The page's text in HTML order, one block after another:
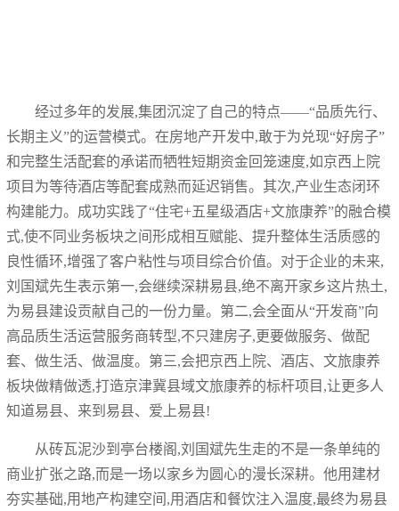
经过多年的发展,集团沉淀了自己的特点——“品质先行、
长期主义”的运营模式。在房地产开发中,敢于为兑现“好房子”
和完整生活配套的承诺而牺牲短期资金回笼速度,如京西上院
项目为等待酒店等配套成熟而延迟销售。其次,产业生态闭环
构建能力。成功实践了“住宅+五星级酒店+文旅康养”的融合模
式,使不同业务板块之间形成相互赋能、提升整体生活质感的
良性循环,增强了客户粘性与项目综合价值。对于企业的未来,
刘国斌先生表示第一,会继续深耕易县,绝不离开家乡这片热土,
为易县建设贡献自己的一份力量。第二,会全面从“开发商”向
高品质生活运营服务商转型,不只建房子,更要做服务、做配
套、做生活、做温度。第三,会把京西上院、酒店、文旅康养
板块做精做透,打造京津冀县域文旅康养的标杆项目,让更多人
知道易县、来到易县、爱上易县!
从砖瓦泥沙到亭台楼阁,刘国斌先生走的不是一条单纯的
商业扩张之路,而是一场以家乡为圆心的漫长深耕。他用建材
夯实基础,用地产构建空间,用酒店和餐饮注入温度,最终为易县